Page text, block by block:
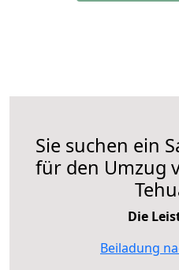
Sie suchen ein
für den Umzug
Die
Beiladung